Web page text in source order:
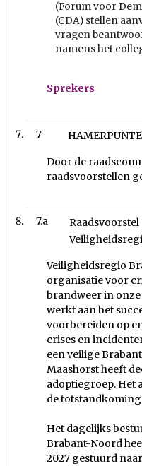
(Forum voor
(CDA) stellen
vragen
namens het
Sprekers
7
Door de
raadsvoorstellen
7.a
Veiligheidsregio
organisatie voor
brandweer in
werkt aan het
voorbereiden op
crises en
een veilige
Maashorst heeft
adoptiegroep. Het
de
Het dagelijks
Brabant-Noord
2027 gestuurd